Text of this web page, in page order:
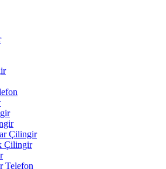
Çilingir
Çilingir
Telefon